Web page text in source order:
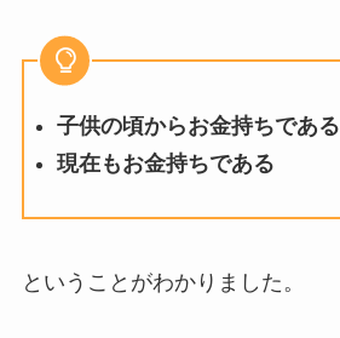
子供の頃からお金持ちである
現在もお金持ちである
ということがわかりました。